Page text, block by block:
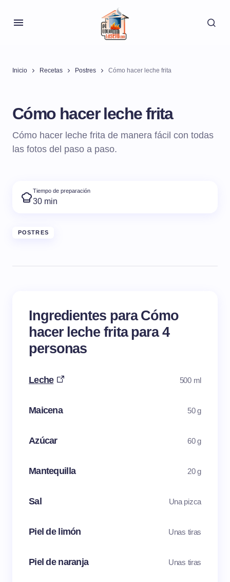
Inicio Recetas Postres Cómo hacer leche frita
Cómo hacer leche frita
Cómo hacer leche frita de manera fácil con todas
las fotos del paso a paso.
Tiempo de preparación
30 min
POSTRES
Ingredientes para Cómo
hacer leche frita para 4
personas
Leche 500 ml
Maicena 50 g
Azúcar 60 g
Mantequilla 20 g
Sal Una pizca
Piel de limón Unas tiras
Piel de naranja Unas tiras